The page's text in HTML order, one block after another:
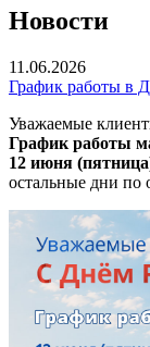
Новости
11.06.2026
График работы в
Уважаемые
График работы
12 июня
остальные дни по